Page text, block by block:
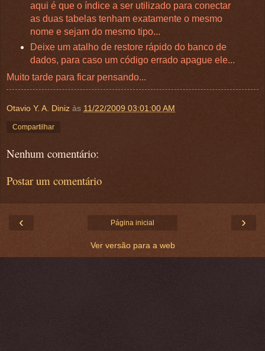
aqui é que o índice a ser utilizado para conectar
as duas tabelas tenham exatamente o mesmo
nome e sejam do mesmo tipo...
Deixe um atalho de restore rápido do banco de
dados, para caso um código errado apague ele...
Muito tarde para ficar pensando...
Otavio Y. A. Diniz às 11/22/2009 03:01:00 AM
Compartilhar
Nenhum comentário:
Postar um comentário
‹ ›
Página inicial
Ver versão para a web